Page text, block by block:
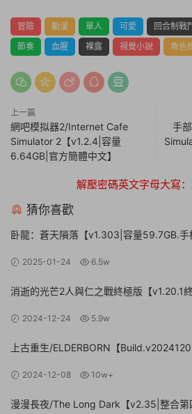
冒險 動漫 單人 可愛 回合制戰
節奏
血腥 裸露 視覺小說 角色
上一篇
網吧模拟器2/Internet Cafe
Simulator 2【v1.2.4|容量
6.64GB|官方簡體中文】
手
解壓密碼英文字母大寫
猜你喜歡
卧龍：蒼天隕落【v1.303|容量59.7GB.手
2025-01-24 6.5w
消逝的光芒2人與仁之戰終極版【v1.20.1
2024-12-24 5.9w
上古重生/ELDERBORN【
2024-12-08 10w+
漫漫長夜/The Long Dark【v2.35|整合第